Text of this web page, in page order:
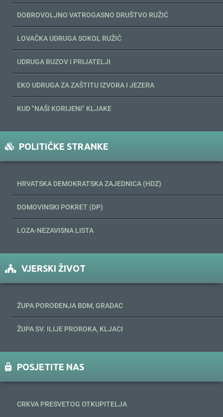
DOBROVOLJNO VATROGASNO DRUŠTVO RUŽIĆ
LOVAČKA UDRUGA SOKOL RUŽIĆ
UDRUGA BUZOV I PRIJATELJI
EKO UDRUGA ZA ZAŠTITU IZVORA I JEZERA
KUD "NAŠI KORIJENI" KLJAKE
POLITIČKE STRANKE
HRVATSKA DEMOKRATSKA ZAJEDNICA (HDZ)
DOMOVINSKI POKRET (DP)
LOZA-NEZAVISNA LISTA
VJERSKI ŽIVOT
ŽUPA POROĐENJA BDM, GRADAC
ŽUPA SV. ILIJE PROROKA, KLJACI
POSJETITE NAS
CRKVA PRESVETOG OTKUPITELJA